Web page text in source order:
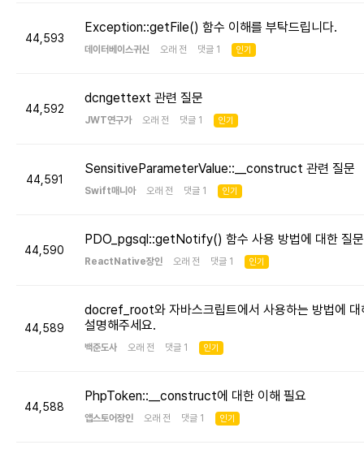
44,593
Exception::getFile() 함수 이해를 부탁드립니다.
데이터베이스귀신 오래 전 댓글 1 인기
44,592
dcngettext 관련 질문
JWT연구가 오래 전 댓글 1 인기
44,591
SensitiveParameterValue::__construct 관련 질문
Swift매니아 오래 전 댓글 1 인기
44,590
PDO_pgsql::getNotify() 함수 사용 방법에 대한 질문
ReactNative장인 오래 전 댓글 1 인기
44,589
docref_root와 자바스크립트에서 사용하는 방법에 대
설명해주세요.
백준도사 오래 전 댓글 1 인기
44,588
PhpToken::__construct에 대한 이해 필요
앱스토어장인 오래 전 댓글 1 인기